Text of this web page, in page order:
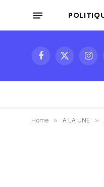
Facebook
X
Home » A LA UNE »